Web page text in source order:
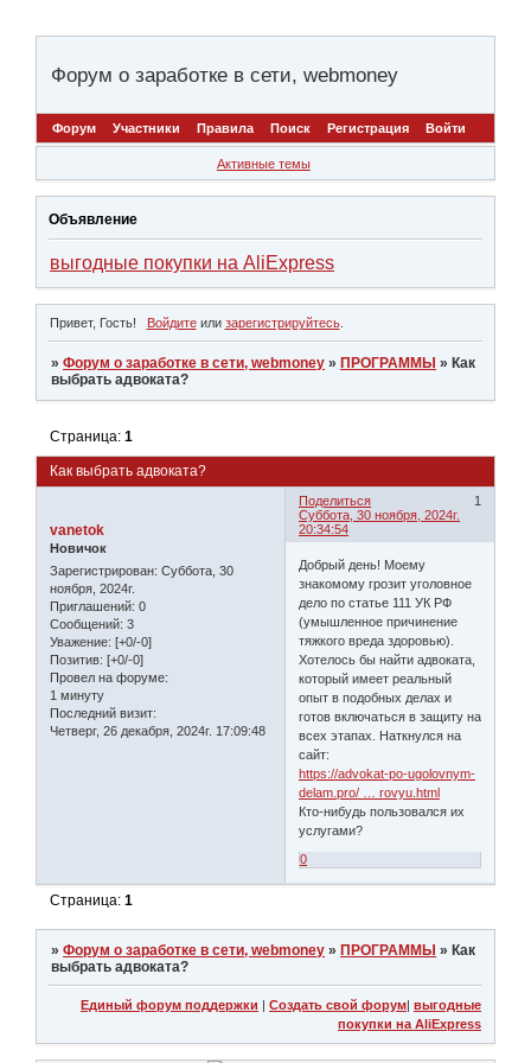
Форум о заработке в сети, webmoney
Форум Участники Правила Поиск Регистрация Войти
Активные темы
Объявление
выгодные покупки на AliExpress
Привет, Гость! Войдитеили зарегистрируйтесь.
»Форум о заработке в сети, webmoney » ПРОГРАММЫ » Как
выбрать адвоката?
Как выбрать адвоката?
Страница:1
Поделиться
1
Суббота, 30 ноября, 2024г.
20:34:54
vanetok
Новичок
Зарегистрирован: Суббота, 30
ноября, 2024г.
Приглашений: 0
Сообщений: 3
Уважение: [+0/-0]
Позитив: [+0/-0]
Провел на форуме:
1 минуту
Последний визит:
Четверг, 26 декабря, 2024г. 17:09:48
Добрый день! Моему
знакомому грозит уголовное
дело по статье 111 УК РФ
(умышленное причинение
тяжкого вреда здоровью).
Хотелось бы найти адвоката,
который имеет реальный
опыт в подобных делах и
готов включаться в защиту на
всех этапах. Наткнулся на
сайт:
https://advokat-po-ugolovnym-
delam.pro/ … rovyu.html
Кто-нибудь пользовался их
услугами?
0
Страница:1
»Форум о заработке в сети, webmoney » ПРОГРАММЫ » Как
выбрать адвоката?
Единый форум поддержки | Создать свой форум| выгодные
покупки на AliExpress